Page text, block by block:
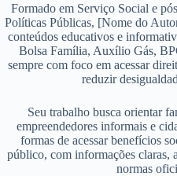
Formado em Serviço Social e
Políticas Públicas, [Nome do
conteúdos educativos e
Bolsa Família, Auxílio Gás,
sempre com foco em acessar
reduzir
Seu trabalho busca orientar
empreendedores informais e
formas de acessar benefícios
público, com informações claras,
normas